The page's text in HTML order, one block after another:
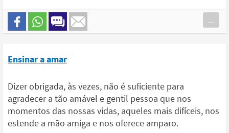
...
Ensinar a amar
Dizer obrigada, às vezes, não é suficiente para
agradecer a tão amável e gentil pessoa que nos
momentos das nossas vidas, aqueles mais difíceis, nos
estende a mão amiga e nos oferece amparo.